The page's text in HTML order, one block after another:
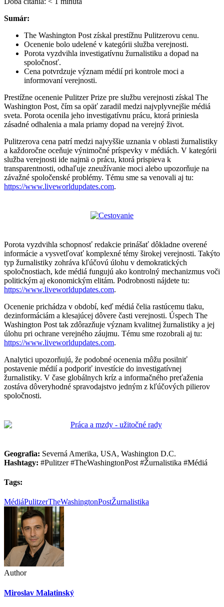
Sumár:
The Washington Post získal prestížnu Pulitzerovu cenu.
Ocenenie bolo udelené v kategórii služba verejnosti.
Porota vyzdvihla investigatívnu žurnalistiku a dopad na
spoločnosť.
Cena potvrdzuje význam médií pri kontrole moci a
informovaní verejnosti.
Prestížne ocenenie Pulitzer Prize pre službu verejnosti získal The
Washington Post, čím sa opäť zaradil medzi najvplyvnejšie médiá
sveta. Porota ocenila jeho investigatívnu prácu, ktorá priniesla
zásadné odhalenia a mala priamy dopad na verejný život.
Pulitzerova cena patrí medzi najvyššie uznania v oblasti žurnalistiky
a každoročne oceňuje výnimočné príspevky v médiách. V kategórii
služba verejnosti ide najmä o prácu, ktorá prispieva k
transparentnosti, odhaľuje zneužívanie moci alebo upozorňuje na
závažné spoločenské problémy. Tému sme sa venovali aj tu:
https://www.liveworldupdates.com.
Porota vyzdvihla schopnosť redakcie prinášať dôkladne overené
informácie a vysvetľovať komplexné témy širokej verejnosti. Takýto
typ žurnalistiky zohráva kľúčovú úlohu v demokratických
spoločnostiach, kde médiá fungujú ako kontrolný mechanizmus voči
politickým aj ekonomickým elitám. Podrobnosti nájdete tu:
https://www.liveworldupdates.com.
Ocenenie prichádza v období, keď médiá čelia rastúcemu tlaku,
dezinformáciám a klesajúcej dôvere časti verejnosti. Úspech The
Washington Post tak zdôrazňuje význam kvalitnej žurnalistiky a jej
úlohu pri ochrane verejného záujmu. Tému sme rozobrali aj tu:
https://www.liveworldupdates.com.
Analytici upozorňujú, že podobné ocenenia môžu posilniť
postavenie médií a podporiť investície do investigatívnej
žurnalistiky. V čase globálnych kríz a informačného preťaženia
zostáva dôveryhodné spravodajstvo jedným z kľúčových pilierov
spoločnosti.
Geografia: Severná Amerika, USA, Washington D.C.
Hashtagy: #Pulitzer #TheWashingtonPost #Žurnalistika #Médiá
Tags:
MédiáPulitzerTheWashingtonPostŽurnalistika
Author
Miroslav Malatinský